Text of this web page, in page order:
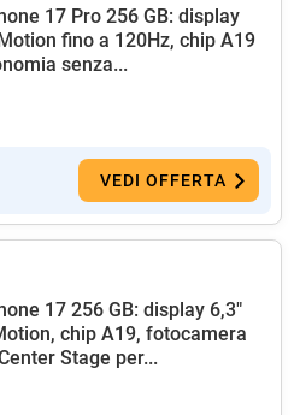
17 Pro 256 GB: display
fino a 120Hz, chip A19
senza...
VEDI OFFERTA
17 256 GB: display 6,3"
chip A19, fotocamera
Stage per...